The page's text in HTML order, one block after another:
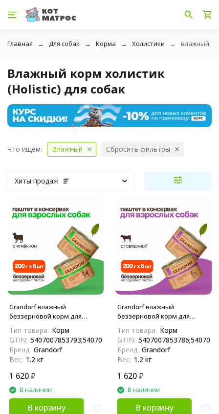
Главная Для собак Корма Холистики влажный
Влажный корм холистик
(Holistic) для собак
Что ищем: Влажный Сбросить фильтры
Хиты продаж
Grandorf влажный
беззерновой корм для
ягненка, в консервах - 200 г х
6 шт
Тип товара: Корм
GTIN: 5407007853793;5407007853380
Бренд: Grandorf
Вес: 1.2 кг
1 620₽
В наличии
В корзину
Grandorf влажный
беззерновой корм для
говядины, в консервах - 200 г
х 6 шт
Тип товара: Корм
GTIN:
Бренд: Grandorf
Вес: 1.2 кг
1 620₽
В наличии
В корзину